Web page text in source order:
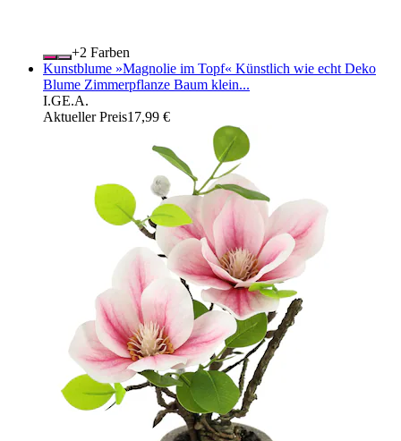
+
Farben
Kunstblume »Magnolie im Topf« Künstlich wie echt Deko
Blume Zimmerpflanze Baum klein...
I.GE.A.
Aktueller Preis17,99 €